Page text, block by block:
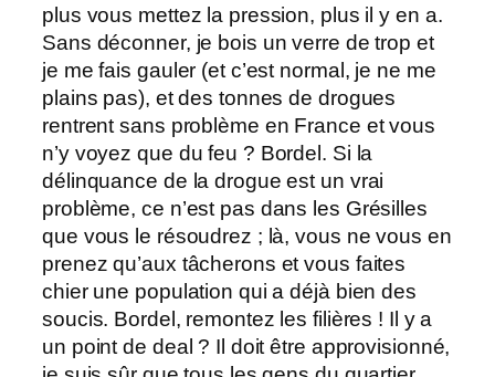
plus vous mettez la pression, plus il y en a.
Sans déconner, je bois un verre de trop et
je me fais gauler (et c’est normal, je ne me
plains pas), et des tonnes de drogues
rentrent sans problème en France et vous
n’y voyez que du feu ? Bordel. Si la
délinquance de la drogue est un vrai
problème, ce n’est pas dans les Grésilles
que vous le résoudrez ; là, vous ne vous en
prenez qu’aux tâcherons et vous faites
chier une population qui a déjà bien des
soucis. Bordel, remontez les filières ! Il y a
un point de deal ? Il doit être approvisionné,